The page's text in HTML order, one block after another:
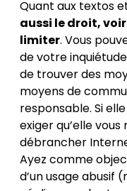
Quant aux textos
aussi le droit,
limiter. Vous
de votre
de trouver des
moyens de
responsable. Si
exiger qu’elle
débrancher
Ayez comme
d’un usage abusif